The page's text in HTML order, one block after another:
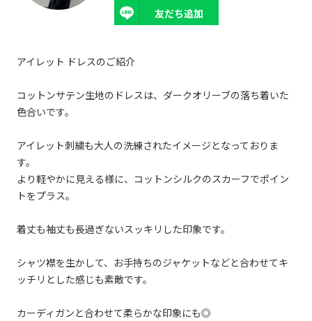
友だち追加
アイレット ドレスのご紹介
コットンサテン生地のドレスは、ダークオリーブの落ち着いた
色合いです。
アイレット刺繍も大人の洗練されたイメージとなっておりま
す。
より軽やかに見える様に、コットンシルクのスカーフでポイン
トをプラス。
着丈も袖丈も長過ぎないスッキリした印象です。
シャツ襟を生かして、お手持ちのジャケットなどと合わせてキ
ッチリとした感じも素敵です。
カーディガンと合わせて柔らかな印象にも◎